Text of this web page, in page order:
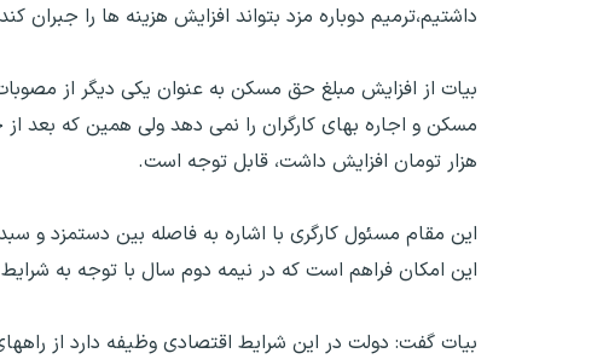
داشتیم،ترمیم دوباره مزد بتواند افزایش هزینه ها را جبران
بیات از افزایش مبلغ حق مسکن به عنوان یکی دیگر از
هزار تومان افزایش داشت، قابل توجه است.
این مقام مسئول کارگری با اشاره به فاصله بین دستمزد و
این امکان فراهم است که در نیمه دوم سال با توجه به
بیات گفت: دولت در این شرایط اقتصادی وظیفه دارد از